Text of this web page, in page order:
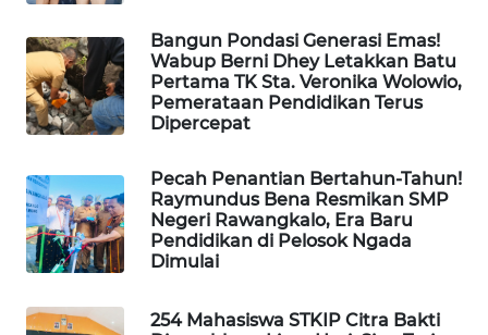
Bangun Pondasi Generasi Emas!
Wabup Berni Dhey Letakkan Batu
Pertama TK Sta. Veronika Wolowio,
Pemerataan Pendidikan Terus
Dipercepat
Pecah Penantian Bertahun-Tahun!
Raymundus Bena Resmikan SMP
Negeri Rawangkalo, Era Baru
Pendidikan di Pelosok Ngada
Dimulai
254 Mahasiswa STKIP Citra Bakti
WAHANA
UMKM
SELEB
WAHANA
PERSONA
WAHANA